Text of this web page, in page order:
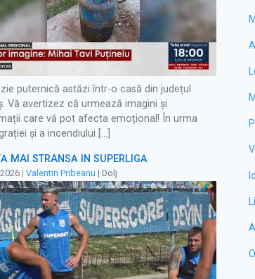
puternică astăzi într-o casă din județul
Vă avertizez că urmează imagini și
care vă pot afecta emoțional! În urma
și a incendiului […]
MAI STRÂNSĂ ÎN SUPERLIGĂ
| Valentin Pribeanu | Dolj